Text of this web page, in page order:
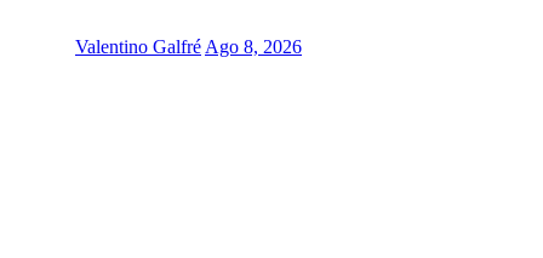
Valentino Galfré Ago 8, 2026